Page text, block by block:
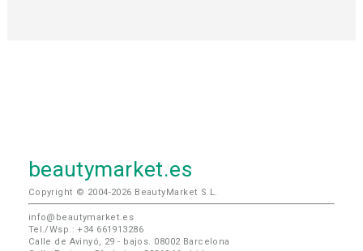
beautymarket.es
Copyright © 2004-2026 BeautyMarket S.L.
info@beautymarket.es
Tel./Wsp.: +34 661913286
Calle de Avinyó, 29 - bajos. 08002 Barcelona